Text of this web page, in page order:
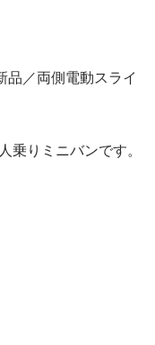
品／両側電動スライ
乗りミニバンです。